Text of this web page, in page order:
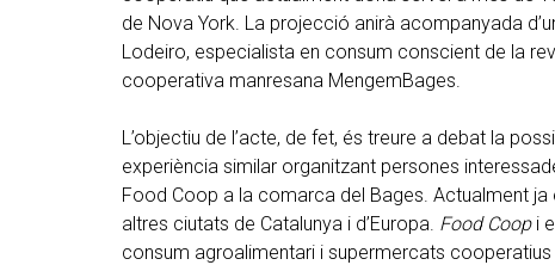
de Nova York. La projecció anirà acompanyada
Lodeiro, especialista en consum conscient de la
cooperativa manresana MengemBages.
L’objectiu de l’acte, de fet, és treure a debat la
experiència similar organitzant persones
Food Coop a la comarca del Bages. Actualment ja
altres ciutats de Catalunya i d’Europa. Food Coopi
consum agroalimentari i supermercats cooperatius